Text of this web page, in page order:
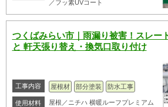
／フッ素UVコート
つくばみらい市｜雨漏り被害！スレー
と 軒天張り替え・換気口取り付け
工事内容 屋根材 部分塗装 防水工事
使用材料
屋根／ニチハ 横暖ルーフプレミアム